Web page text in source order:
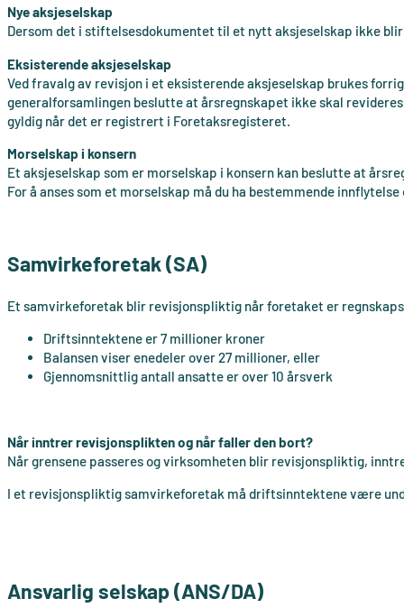
Nye aksjeselskap
Dersom det i stiftelsesdokumentet til et nytt aksjeselskap ikke
Eksisterende aksjeselskap
Ved fravalg av revisjon i et eksisterende aksjeselskap brukes
generalforsamlingen beslutte at årsregnskapet ikke skal
gyldig når det er registrert i Foretaksregisteret.
Morselskap i konsern
Et aksjeselskap som er morselskap i konsern kan beslutte at
For å anses som et morselskap må du ha bestemmende
Samvirkeforetak (SA)
Et samvirkeforetak blir revisjonspliktig når foretaket er
Driftsinntektene er 7 millioner kroner
Balansen viser enedeler over 27 millioner, eller
Gjennomsnittlig antall ansatte er over 10 årsverk
Når inntrer revisjonsplikten og når faller den bort?
Når grensene passeres og virksomheten blir revisjonspliktig,
I et revisjonspliktig samvirkeforetak må driftsinntektene være
Ansvarlig selskap (ANS/DA)